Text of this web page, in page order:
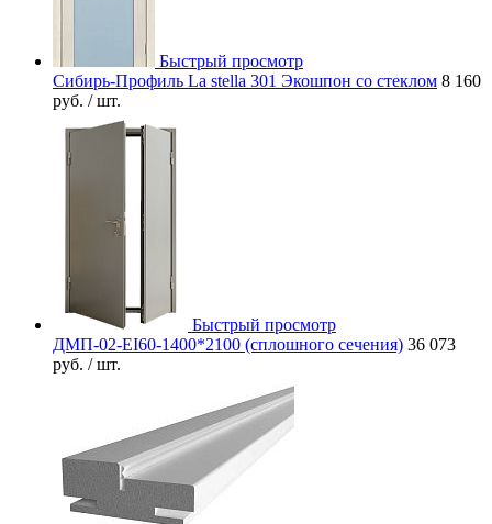
Быстрый просмотр
Сибирь-Профиль La stella 301 Экошпон со стеклом 8 160
руб. / шт.
Быстрый просмотр
ДМП-02-EI60-1400*2100 (сплошного сечения) 36 073
руб. / шт.